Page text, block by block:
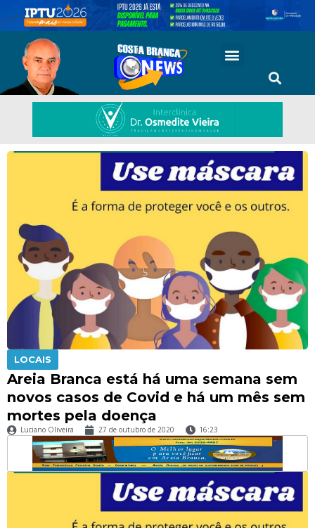
LOCAIS
Areia Branca está há uma semana sem
novos casos de Covid e há um mês sem
mortes pela doença
Luciano Oliveira 27 de outubro de 2020 16:23